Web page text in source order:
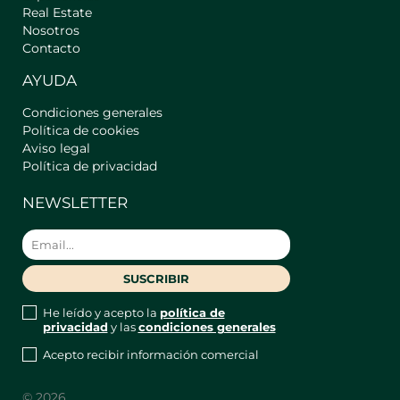
y una ubicación privilegiada.
** Servicios Incluidos en el precio
- Acceso a internet (wifi).
- Toallas y ropa de cama.
- Amenities de baño (champú y gel de
baño).
- Monodosis de café molido puro,
- Productos de limpieza
del check-in o después del check-out,
según disponibilidad)
- Walking tour gratuito con guías
externos (funciona a base de propinas)
- Botella de agua
** Servicios No Incluidos en el precio
Real Estate
Nosotros
Contacto
AYUDA
Condiciones generales
Política de cookies
Aviso legal
Política de privacidad
NEWSLETTER
He leído y acepto la política de
privacidad y lascondiciones generales
Acepto recibir información comercial